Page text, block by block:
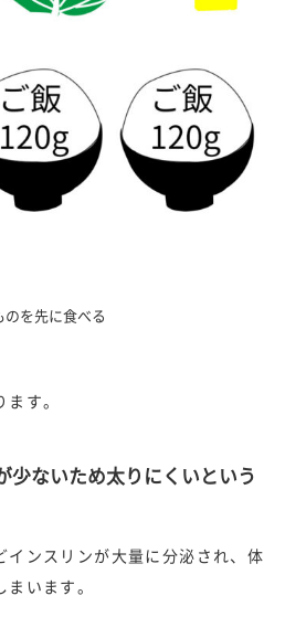
を先に食べる
す。
少ないため太りにくいという
インスリンが大量に分泌され、体
います。